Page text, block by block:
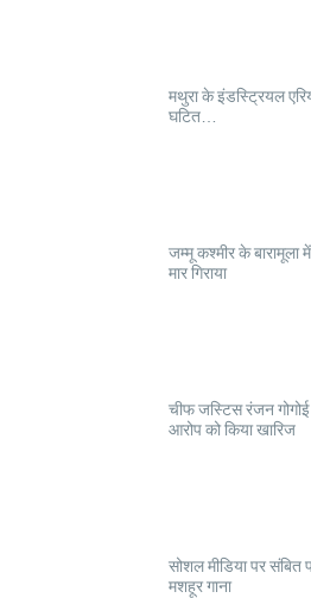
मथुरा के इंडस्ट्रियल
घटित…
जम्मू कश्मीर के बारामूला
मार गिराया
चीफ जस्टिस रंजन
आरोप को किया खारिज
सोशल मीडिया पर संबित
मशहूर गाना